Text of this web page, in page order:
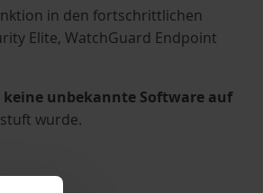
in den fortschrittlichen
Elite, WatchGuard Endpoint
keine unbekannte Software auf
wurde.